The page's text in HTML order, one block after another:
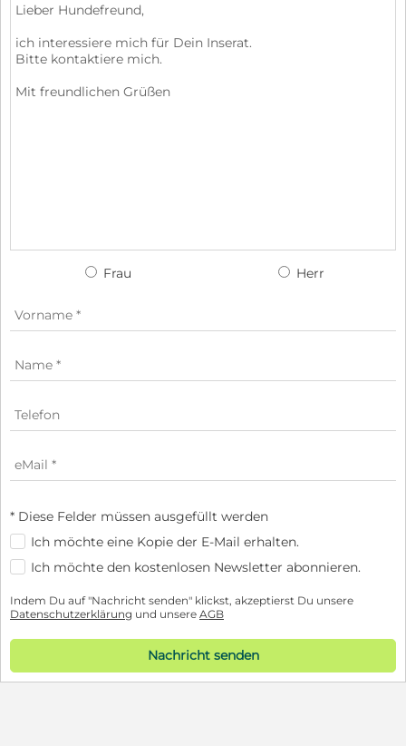
Frau Herr
* Diese Felder müssen ausgefüllt werden
Ich möchte eine Kopie der E-Mail erhalten.
Ich möchte den kostenlosen Newsletter abonnieren.
Indem Du auf "Nachricht senden" klickst, akzeptierst Du unsere
Datenschutzerklärung und unsere AGB
Nachricht senden